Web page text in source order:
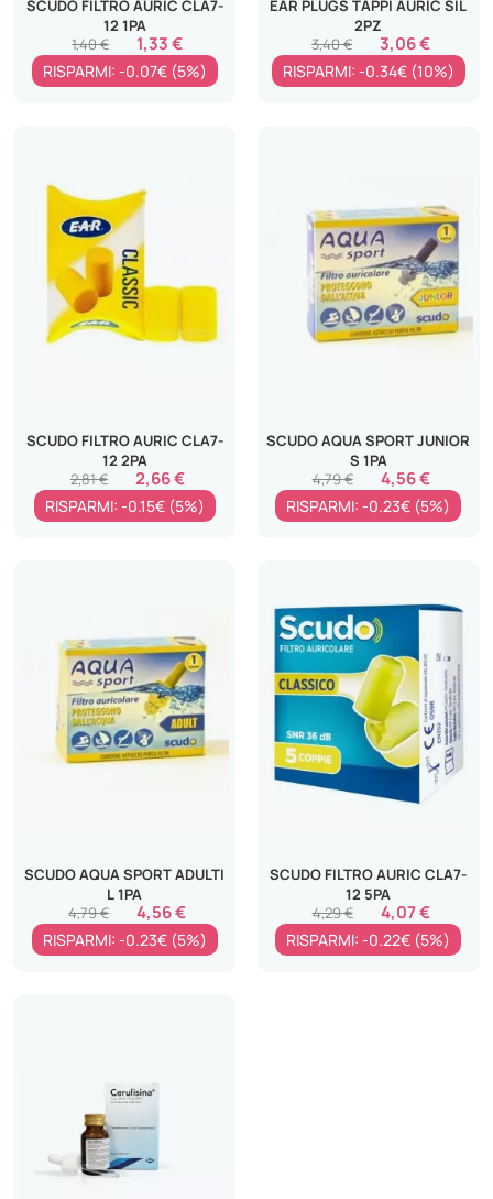
SCUDO FILTRO AURIC CLA7-
12 1PA
1,33 €
1,40 €
RISPARMI: -0.07€ (5%)
EAR PLUGS TAPPI AURIC SIL
2PZ
3,06 €
3,40 €
RISPARMI: -0.34€ (10%)
SCUDO FILTRO AURIC CLA7-
12 2PA
2,66 €
2,81 €
RISPARMI: -0.15€ (5%)
SCUDO AQUA SPORT JUNIOR
S 1PA
4,56 €
4,79 €
RISPARMI: -0.23€ (5%)
SCUDO AQUA SPORT ADULTI
L 1PA
4,56 €
4,79 €
RISPARMI: -0.23€ (5%)
SCUDO FILTRO AURIC CLA7-
12 5PA
4,07 €
4,29 €
RISPARMI: -0.22€ (5%)